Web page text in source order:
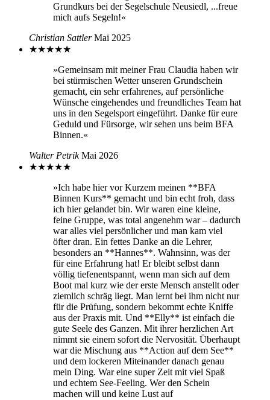
Grundkurs bei der Segelschule Neusiedl, ...freue
mich aufs Segeln!«
Christian Sattler Mai 2025
★★★★★
»Gemeinsam mit meiner Frau Claudia haben wir
bei stürmischen Wetter unseren Grundschein
gemacht, ein sehr erfahrenes, auf persönliche
Wünsche eingehendes und freundliches Team hat
uns in den Segelsport eingeführt. Danke für eure
Geduld und Fürsorge, wir sehen uns beim BFA
Binnen.«
Walter Petrik Mai 2026
★★★★★
»Ich habe hier vor Kurzem meinen **BFA
Binnen Kurs** gemacht und bin echt froh, dass
ich hier gelandet bin. Wir waren eine kleine,
feine Gruppe, was total angenehm war – dadurch
war alles viel persönlicher und man kam viel
öfter dran. Ein fettes Danke an die Lehrer,
besonders an **Hannes**. Wahnsinn, was der
für eine Erfahrung hat! Er bleibt selbst dann
völlig tiefenentspannt, wenn man sich auf dem
Boot mal kurz wie der erste Mensch anstellt oder
ziemlich schräg liegt. Man lernt bei ihm nicht nur
für die Prüfung, sondern bekommt echte Kniffe
aus der Praxis mit. Und **Elly** ist einfach die
gute Seele des Ganzen. Mit ihrer herzlichen Art
nimmt sie einem sofort die Nervosität. Überhaupt
war die Mischung aus **Action auf dem See**
und dem lockeren Miteinander danach genau
mein Ding. War eine super Zeit mit viel Spaß
und echtem See-Feeling. Wer den Schein
machen will und keine Lust auf